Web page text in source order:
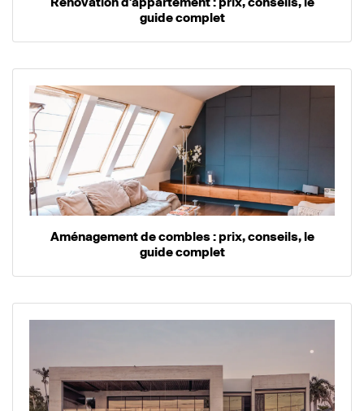
guide complet
Aménagement de combles : prix, conseils, le
guide complet